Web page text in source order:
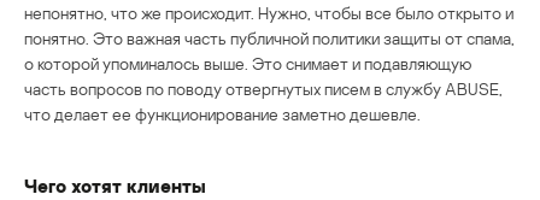
непонятно, что же происходит. Нужно, чтобы все было открыто и
понятно. Это важная часть публичной политики защиты от спама,
о которой упоминалось выше. Это снимает и подавляющую
часть вопросов по поводу отвергнутых писем в службу ABUSE,
что делает ее функционирование заметно дешевле.
Чего хотят клиенты